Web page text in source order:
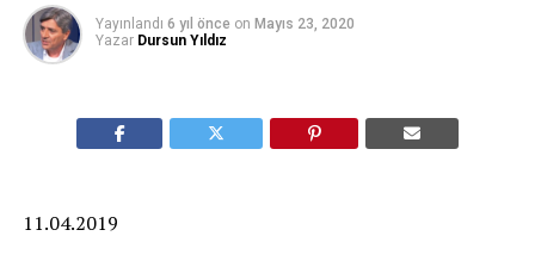
Yayınlandı 6 yıl önce on Mayıs 23, 2020
Yazar Dursun Yıldız
11.04.2019